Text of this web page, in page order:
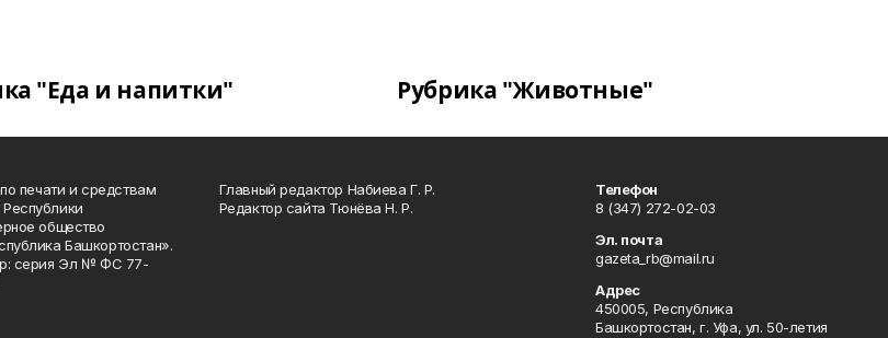
"Еда и напитки" Рубрика "Животные"
печати и средствам
общество
Башкортостан».
серия Эл № ФС 77-
Главный редактор Набиева Г. Р.
Редактор сайта Тюнёва Н. Р.
Телефон
8 (347) 272-02-03
Эл. почта
gazeta_rb@mail.ru
Адрес
450005, Республика
Башкортостан, г. Уфа, ул. 50-летия